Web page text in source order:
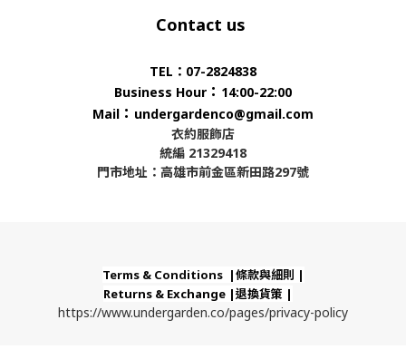
Contact us
TEL：07-2824838
Business Hour ： 14:00-22:00
Mail ： undergardenco@gmail.com
衣約服飾店
統編 21329418
門市地址：高雄市前金區新田路297號
Terms & Conditions |條款與細則 |
Returns & Exchange |退換貨策 |
https://www.undergarden.co/pages/privacy-policy